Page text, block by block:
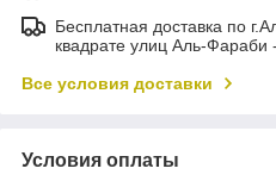
Бесплатная доставка по
квадрате улиц Аль-
Все условия доставки
Условия оплаты